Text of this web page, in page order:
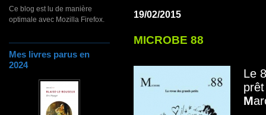
Ce blog est lu de manière
optimale avec Mozilla Firefox.
Mes livres parus en
2024
19/02/2015
MICROBE 88
Le
M